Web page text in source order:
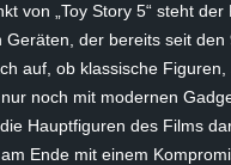
von „Toy Story 5“ steht
Geräten, der bereits seit
auf, ob klassische
noch mit modernen
Hauptfiguren des Films
Ende mit einem